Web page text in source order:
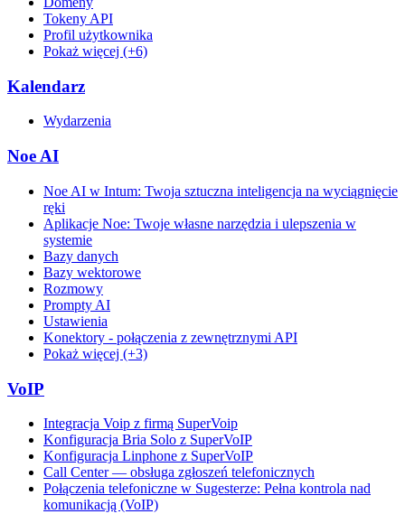
Tokeny API
Profil użytkownika
Pokaż więcej (+6)
Kalendarz
Wydarzenia
Noe AI
Noe AI w Intum: Twoja sztuczna inteligencja na wyciągnięcie
ręki
Aplikacje Noe: Twoje własne narzędzia i ulepszenia w
systemie
Bazy danych
Bazy wektorowe
Rozmowy
Prompty AI
Ustawienia
Konektory - połączenia z zewnętrznymi API
Pokaż więcej (+3)
VoIP
Integracja Voip z firmą SuperVoip
Konfiguracja Bria Solo z SuperVoIP
Konfiguracja Linphone z SuperVoIP
Call Center — obsługa zgłoszeń telefonicznych
Połączenia telefoniczne w Sugesterze: Pełna kontrola nad
komunikacją (VoIP)